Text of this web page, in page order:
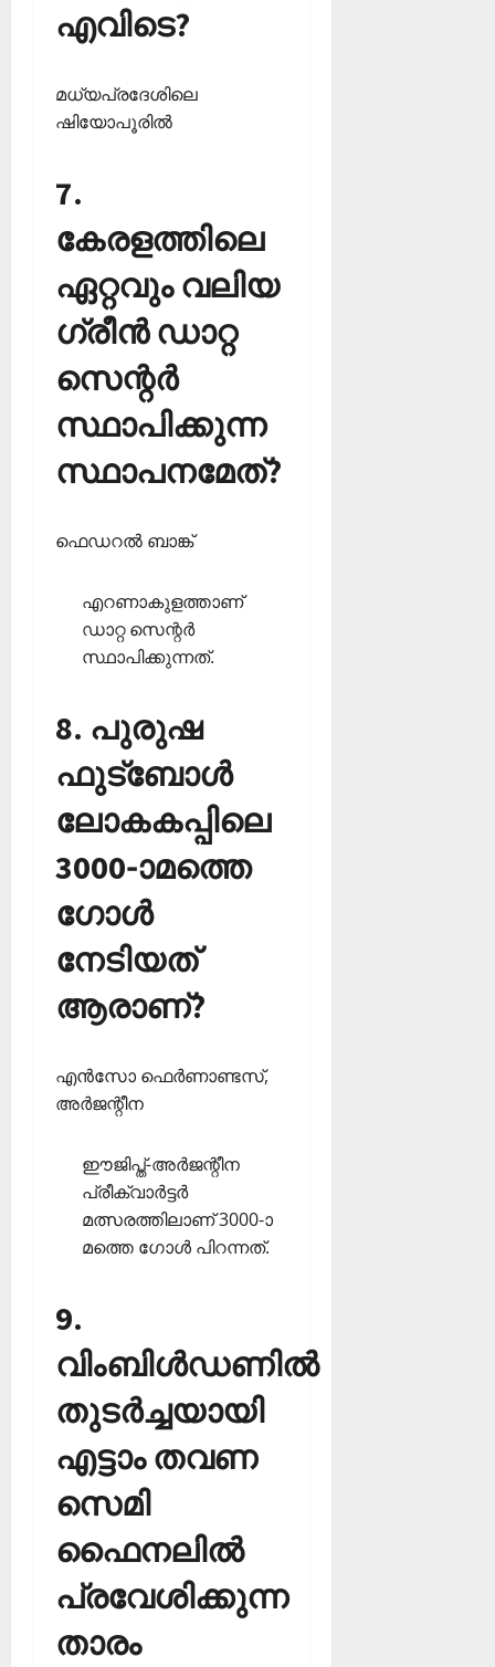
എവിടെ?
മധ്യപ്രദേശിലെ
ഷിയോപൂരില്‍
7.
കേരളത്തിലെ
ഏറ്റവും വലിയ
ഗ്രീന്‍ ഡാറ്റ
സെന്റര്‍
സ്ഥാപിക്കുന്ന
സ്ഥാപനമേത്?
ഫെഡറല്‍ ബാങ്ക്
എറണാകുളത്താണ്
ഡാറ്റ സെന്റര്‍
സ്ഥാപിക്കുന്നത്.
8. പുരുഷ
ഫുട്‌ബോള്‍
ലോകകപ്പിലെ
3000-ാമത്തെ
ഗോള്‍
നേടിയത്
ആരാണ്?
എന്‍സോ ഫെര്‍ണാണ്ടസ്,
അര്‍ജന്റീന
ഈജിപ്ത്-അര്‍ജന്റീന
പ്രീക്വാര്‍ട്ടര്‍
മത്സരത്തിലാണ് 3000-ാ
മത്തെ ഗോള്‍ പിറന്നത്.
9.
വിംബിള്‍ഡണില്‍
തുടര്‍ച്ചയായി
എട്ടാം തവണ
സെമി
ഫൈനലില്‍
പ്രവേശിക്കുന്ന
താരം